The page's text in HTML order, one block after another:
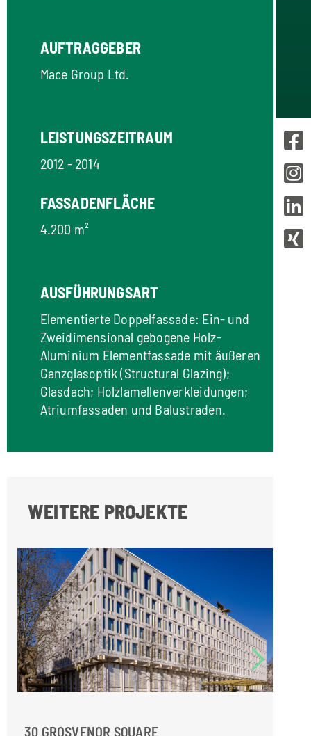
AUFTRAGGEBER
Mace Group Ltd.
LEISTUNGSZEITRAUM
2012 - 2014
FASSADENFLÄCHE
4.200 m²
AUSFÜHRUNGSART
Elementierte Doppelfassade: Ein- und
Zweidimensional gebogene Holz-
Aluminium Elementfassade mit äußeren
Ganzglasoptik (Structural Glazing);
Glasdach; Holzlamellenverkleidungen;
Atriumfassaden und Balustraden.
WEITERE PROJEKTE
30 GROSVENOR SQUARE